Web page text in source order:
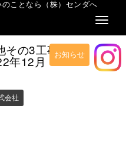
ことなら（株）センダへ
お知らせ
その3工事
年12月
会社